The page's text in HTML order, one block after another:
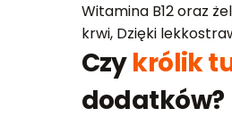
Witamina B12 oraz
krwi, Dzięki
Czykrólik
dodatków?